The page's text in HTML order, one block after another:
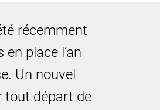
récemment
place l’an
Un nouvel
tout départ de